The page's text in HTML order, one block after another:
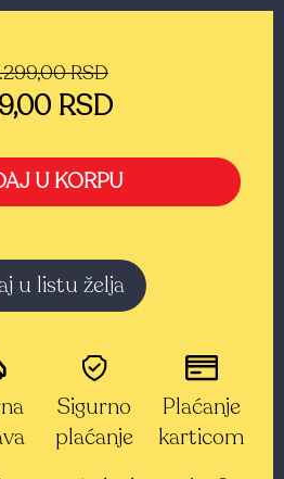
RSD
RSD
U KORPU
u listu želja
Sigurno
plaćanje
Plaćanje
karticom